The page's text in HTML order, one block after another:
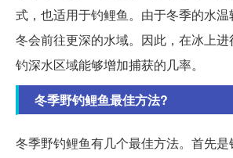
式，也适用于钓鲤鱼。由于冬季的水
冬会前往更深的水域。因此，在冰上
钓深水区域能够增加捕获的几率。
冬季野钓鲤鱼最佳方法?
冬季野钓鲤鱼有几个最佳方法。首先是